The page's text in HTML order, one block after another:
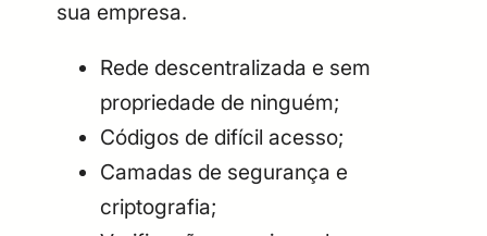
sua empresa.
Rede descentralizada e sem
propriedade de ninguém;
Códigos de difícil acesso;
Camadas de segurança e
criptografia;